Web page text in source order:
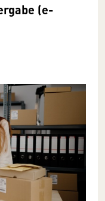
(e-